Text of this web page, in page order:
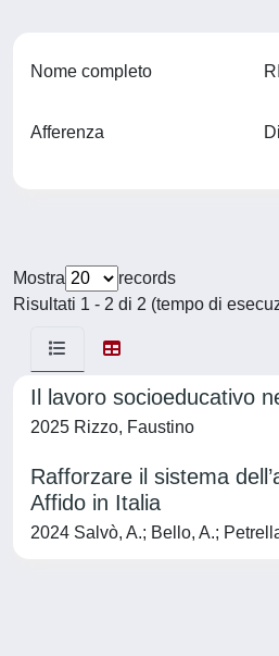
Nome completo
Afferenza
Mostra
records
Risultati 1 - 2 di 2 (tempo di
Il lavoro socioeducativo
2025 Rizzo, Faustino
Rafforzare il sistema
Affido in Italia
2024 Salvò, A.; Bello, A.;